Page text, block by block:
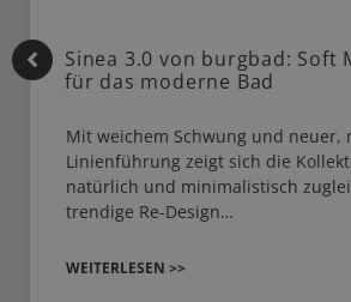
Sinea 3.0 von burgbad: Soft
für das moderne Bad
Mit weichem Schwung und neuer,
Linienführung zeigt sich die
natürlich und minimalistisch
trendige Re-Design…
WEITERLESEN >>